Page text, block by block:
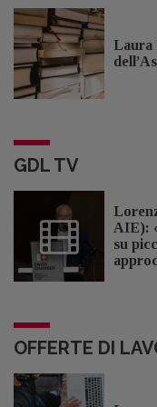
Laura
GDL TV
AIE):
su
OFFERTE DI